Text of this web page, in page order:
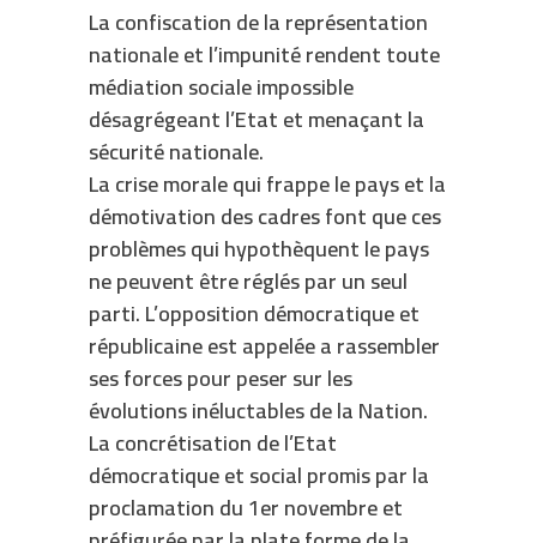
La confiscation de la représentation
nationale et l’impunité rendent toute
médiation sociale impossible
désagrégeant l’Etat et menaçant la
sécurité nationale.
La crise morale qui frappe le pays et la
démotivation des cadres font que ces
problèmes qui hypothèquent le pays
ne peuvent être réglés par un seul
parti. L’opposition démocratique et
républicaine est appelée a rassembler
ses forces pour peser sur les
évolutions inéluctables de la Nation.
La concrétisation de l’Etat
démocratique et social promis par la
proclamation du 1er novembre et